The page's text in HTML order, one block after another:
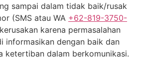
sampai dalam tidak baik/rusak
(SMS atau WA +62-819-3750-
karena permasalahan
informasikan dengan baik dan
ketertiban dalam berkomunikasi.